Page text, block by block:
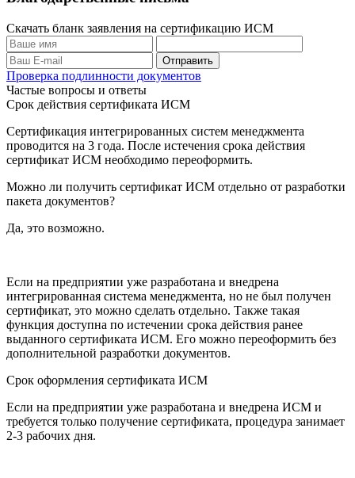
Скачать бланк заявления на сертификацию ИСМ
Проверка подлинности документов
Частые вопросы и ответы
Срок действия сертификата ИСМ
Сертификация интегрированных систем менеджмента
проводится на 3 года. После истечения срока действия
сертификат ИСМ необходимо переоформить.
Можно ли получить сертификат ИСМ отдельно от разработки
пакета документов?
Да, это возможно.
Если на предприятии уже разработана и внедрена
интегрированная система менеджмента, но не был получен
сертификат, это можно сделать отдельно. Также такая
функция доступна по истечении срока действия ранее
выданного сертификата ИСМ. Его можно переоформить без
дополнительной разработки документов.
Срок оформления сертификата ИСМ
Если на предприятии уже разработана и внедрена ИСМ и
требуется только получение сертификата, процедура занимает
2-3 рабочих дня.